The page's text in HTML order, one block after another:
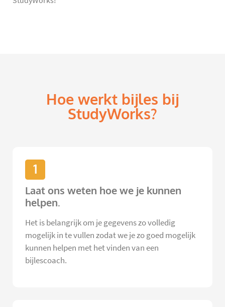
Hoe werkt bijles bij
StudyWorks?
1
Laat ons weten hoe we je kunnen
helpen.
Het is belangrijk om je gegevens zo volledig
mogelijk in te vullen zodat we je zo goed mogelijk
kunnen helpen met het vinden van een
bijlescoach.